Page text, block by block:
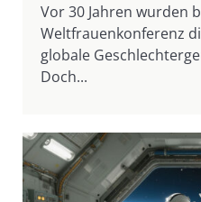
Vor 30 Jahren wurden
Weltfrauenkonferenz
globale
Doch...